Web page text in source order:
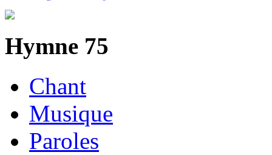
Hymne 75
Chant
Musique
Paroles